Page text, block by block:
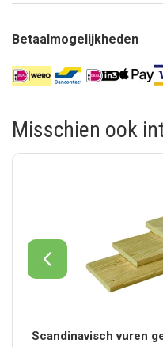
Betaalmogelijkheden
Misschien ook
Scandinavisch vuren